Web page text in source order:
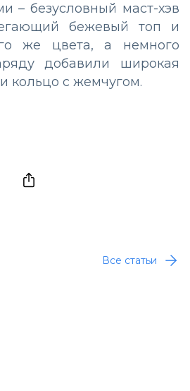
– безусловный маст-хэв
бежевый топ и
же цвета, а немного
добавили широкая
кольцо с жемчугом.
Все статьи